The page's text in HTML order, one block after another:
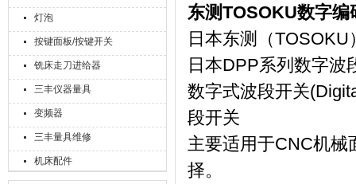
灯泡
按键面板/按键开关
铣床走刀进给器
三丰仪器量具
变频器
三丰量具维修
机床配件
东测TOSOKU数字
日本东测（
日本DPP系列数字波
数字式波段开关
段开关
主要适用于CNC机械
择。